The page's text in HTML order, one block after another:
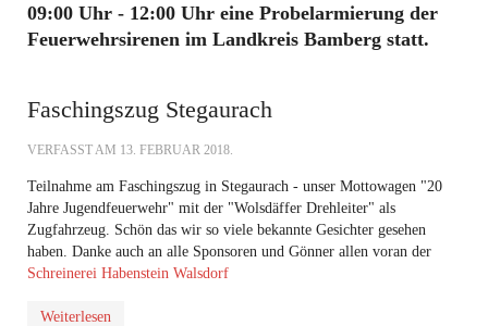
09:00 Uhr - 12:00 Uhr eine Probelarmierung der
Feuerwehrsirenen im Landkreis Bamberg statt.
Faschingszug Stegaurach
VERFASST AM 13. FEBRUAR 2018.
Teilnahme am Faschingszug in Stegaurach - unser Mottowagen "20
Jahre Jugendfeuerwehr" mit der "Wolsdäffer Drehleiter" als
Zugfahrzeug. Schön das wir so viele bekannte Gesichter gesehen
haben. Danke auch an alle Sponsoren und Gönner allen voran der
Schreinerei Habenstein Walsdorf
Weiterlesen